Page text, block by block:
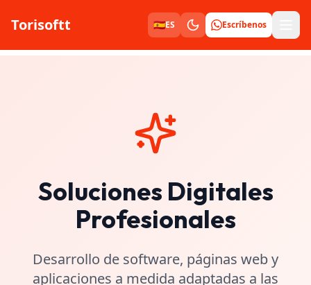
Torisoftt 🇪🇸ES Escríbenos
Soluciones Digitales
Profesionales
Desarrollo de software, páginas web y
aplicaciones a medida adaptadas a las